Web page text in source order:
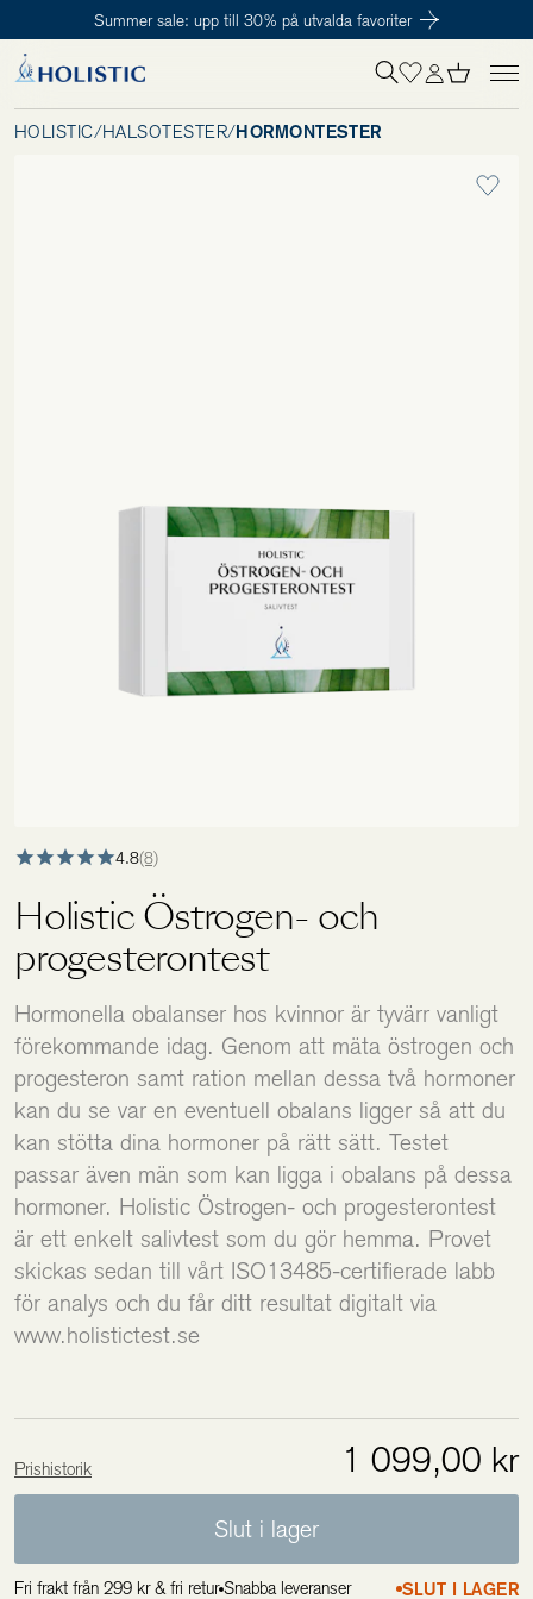
Summer sale: upp till 30% på utvalda favoriter
Hälsotester
Utbildning
Tillagd i varukorgen Till kassan
För att påbörja en prenumeration hos oss så behöver du vara medlem i
Holistic Club. Det är helt kostnadsfritt.
HOLISTIC/HÄLSOTESTER/HORMONTESTER
4.8(8)
Holistic Östrogen- och
progesterontest
Hormonella obalanser hos kvinnor är tyvärr vanligt
förekommande idag. Genom att mäta östrogen och
progesteron samt ration mellan dessa två hormoner
kan du se var en eventuell obalans ligger så att du
kan stötta dina hormoner på rätt sätt. Testet
passar även män som kan ligga i obalans på dessa
hormoner. Holistic Östrogen- och progesterontest
är ett enkelt salivtest som du gör hemma. Provet
skickas sedan till vårt ISO13485-certifierade labb
för analys och du får ditt resultat digitalt via
www.holistictest.se
Prishistorik 1 099,00 kr
Slut i lager
Fri frakt från 299 kr & fri retur Snabba leveranser SLUT I LAGER